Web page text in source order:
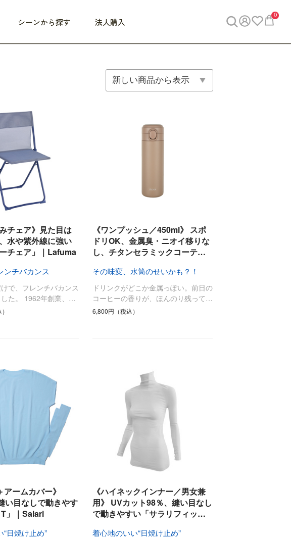
、生き返る〜 最後のひと口までキンキン
ッズ
ション／小物
ビジネス 寝具
康・美容
ア
ズ
ズ
ケア
すべて
ドリンク
フード
すべて
旅行
アウトドア
10,000円 - 30,000円 30,000円以上
シーンから探す
ENJOY
思い出トラベル
外で過ごすって最高
法人購入
0
チェア》見た目は
水や紫外線に強い
チェア」｜Lafuma
ンチバカンス
で、フレンチバカンス
た。 1962年創業、…
《ワンプッシュ／450ml》 スポ
ドリOK、金属臭・ニオイ移りな
し、チタンセラミックコーテ…
その味変、水筒のせいかも？！
ドリンクがどこか金属っぽい。前日の
コーヒーの香りが、ほんのり残って…
6,800円（税込）
アームカバー》
い目なしで動きやす
」｜Salari
日焼け止め”
《ハイネックインナー／男女兼
用》 UVカット98％、縫い目なし
で動きやすい「サラリフィッ…
着心地のいい“日焼け止め”